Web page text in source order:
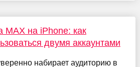
на iPhone: как
двумя аккаунтами
набирает аудиторию в